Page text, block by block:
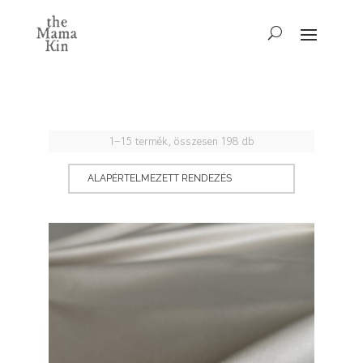
1–15 termék, összesen 198 db